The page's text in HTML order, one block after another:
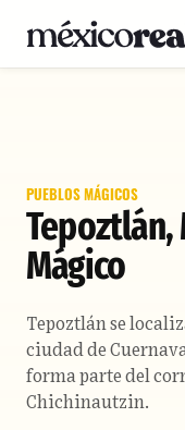
PUEBLOS MÁGICOS
Tepoztlán,
Mágico
Tepoztlán se
ciudad de
forma parte del
Chichinautzin.